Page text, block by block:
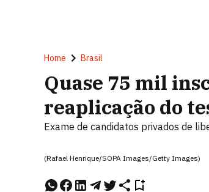
Home Brasil
Quase 75 mil
reaplicação do
Exame de candidatos privados de
(Rafael Henrique/SOPA Images/Getty Images)